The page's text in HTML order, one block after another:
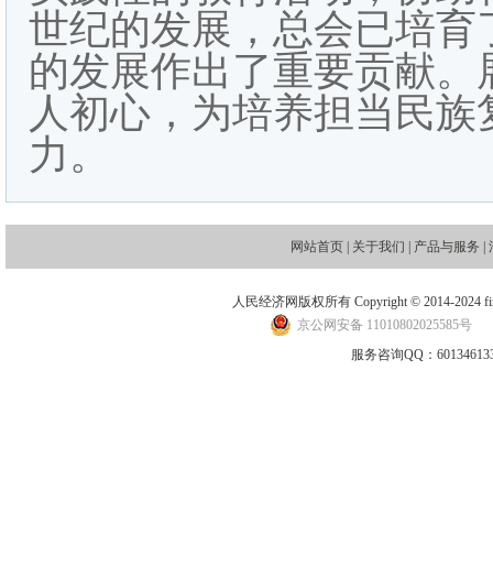
世纪的发展，总会已培
的发展作出了重要贡献
人初心，为培养担当民
力。
网站首页 | 关于我们 | 产品与服务 |
人民经济网版权所有 Copyright © 2014-2024
京公网安备 11010802025585号
服务咨询QQ：